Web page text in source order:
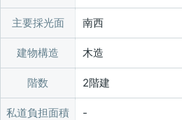
主要採光面 南西
建物構造 木造
階数 2階建
私道負担面積